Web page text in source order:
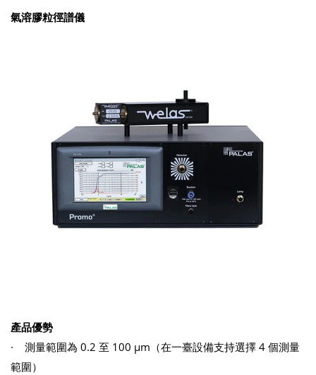
氣溶膠粒徑譜儀
產品優勢
· 測量範圍為 0.2 至 100 μm（在一臺設備支持選擇 4 個測量
範圍）